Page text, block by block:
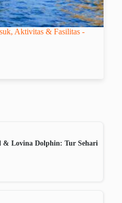
Aktivitas & Fasilitas -
& Lovina Dolphin: Tur Sehari